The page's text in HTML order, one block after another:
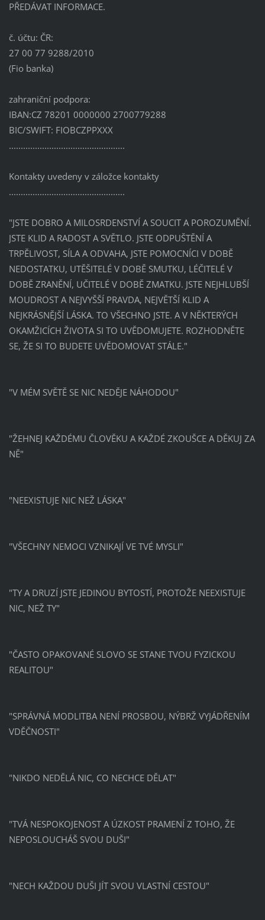
PŘEDÁVAT INFORMACE.
č. účtu: ČR:
27 00 77 9288/2010
(Fio banka)
zahraniční podpora:
IBAN:CZ 78201 0000000 2700779288
BIC/SWIFT: FIOBCZPPXXX
.................................................
Kontakty uvedeny v záložce kontakty
.................................................
"JSTE DOBRO A MILOSRDENSTVÍ A SOUCIT A POROZUMĚNÍ.
JSTE KLID A RADOST A SVĚTLO. JSTE ODPUŠTĚNÍ A
TRPĚLIVOST, SÍLA A ODVAHA, JSTE POMOCNÍCI V DOBĚ
NEDOSTATKU, UTĚŠITELÉ V DOBĚ SMUTKU, LÉČITELÉ V
DOBĚ ZRANĚNÍ, UČITELÉ V DOBĚ ZMATKU. JSTE NEJHLUBŠÍ
MOUDROST A NEJVYŠŠÍ PRAVDA, NEJVĚTŠÍ KLID A
NEJKRÁSNĚJŠÍ LÁSKA. TO VŠECHNO JSTE. A V NĚKTERÝCH
OKAMŽICÍCH ŽIVOTA SI TO UVĚDOMUJETE. ROZHODNĚTE
SE, ŽE SI TO BUDETE UVĚDOMOVAT STÁLE."
"V MÉM SVĚTĚ SE NIC NEDĚJE NÁHODOU"
"ŽEHNEJ KAŽDÉMU ČLOVĚKU A KAŽDÉ ZKOUŠCE A DĚKUJ ZA
NĚ"
"NEEXISTUJE NIC NEŽ LÁSKA"
"VŠECHNY NEMOCI VZNIKAJÍ VE TVÉ MYSLI"
"TY A DRUZÍ JSTE JEDINOU BYTOSTÍ, PROTOŽE NEEXISTUJE
NIC, NEŽ TY"
"ČASTO OPAKOVANÉ SLOVO SE STANE TVOU FYZICKOU
REALITOU"
"SPRÁVNÁ MODLITBA NENÍ PROSBOU, NÝBRŽ VYJÁDŘENÍM
VDĚČNOSTI"
"NIKDO NEDĚLÁ NIC, CO NECHCE DĚLAT"
"TVÁ NESPOKOJENOST A ÚZKOST PRAMENÍ Z TOHO, ŽE
NEPOSLOUCHÁŠ SVOU DUŠI"
"NECH KAŽDOU DUŠI JÍT SVOU VLASTNÍ CESTOU"